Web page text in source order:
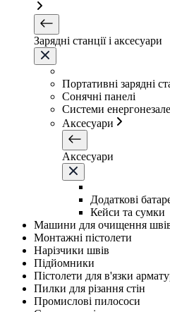
Зарядні станції і аксесуари
Портативні зарядні
Сонячні панелі
Системи
Аксесуари
Аксесуари
Додаткові
Кейси та сумки
Машини для очищення
Монтажні пістолети
Нарізчики швів
Підйомники
Пістолети для в'язки
Пилки для різання стін
Промислові пилососи